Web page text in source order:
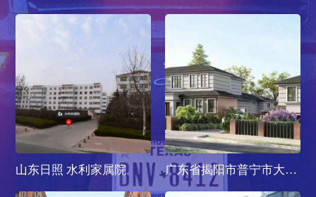
山东日照 水利家属院 广东省揭阳市普宁市大杨美